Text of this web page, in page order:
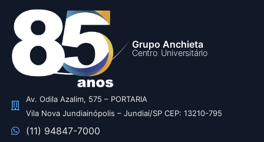
Grupo Anchieta
Centro Universitário
Av. Odila Azalim, 575 – PORTARIA
Vila Nova Jundiainópolis – Jundiaí/SP CEP: 13210-795
(11) 94847-7000